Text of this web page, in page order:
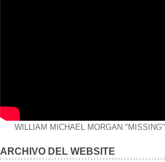
WILLIAM MICHAEL MORGAN:"MISSING"
ARCHIVO DEL WEBSITE